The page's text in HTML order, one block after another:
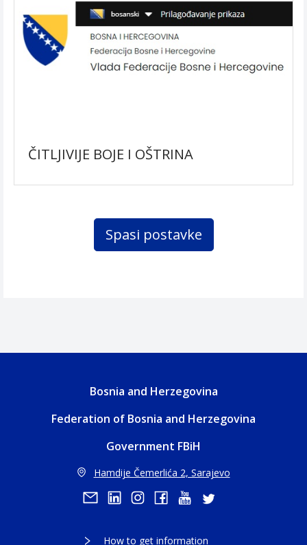
ČITLJIVIJE BOJE I OŠTRINA
Spasi postavke
Bosnia and Herzegovina
Federation of Bosnia and Herzegovina
Government FBiH
Hamdije Čemerlića 2, Sarajevo
How to get information